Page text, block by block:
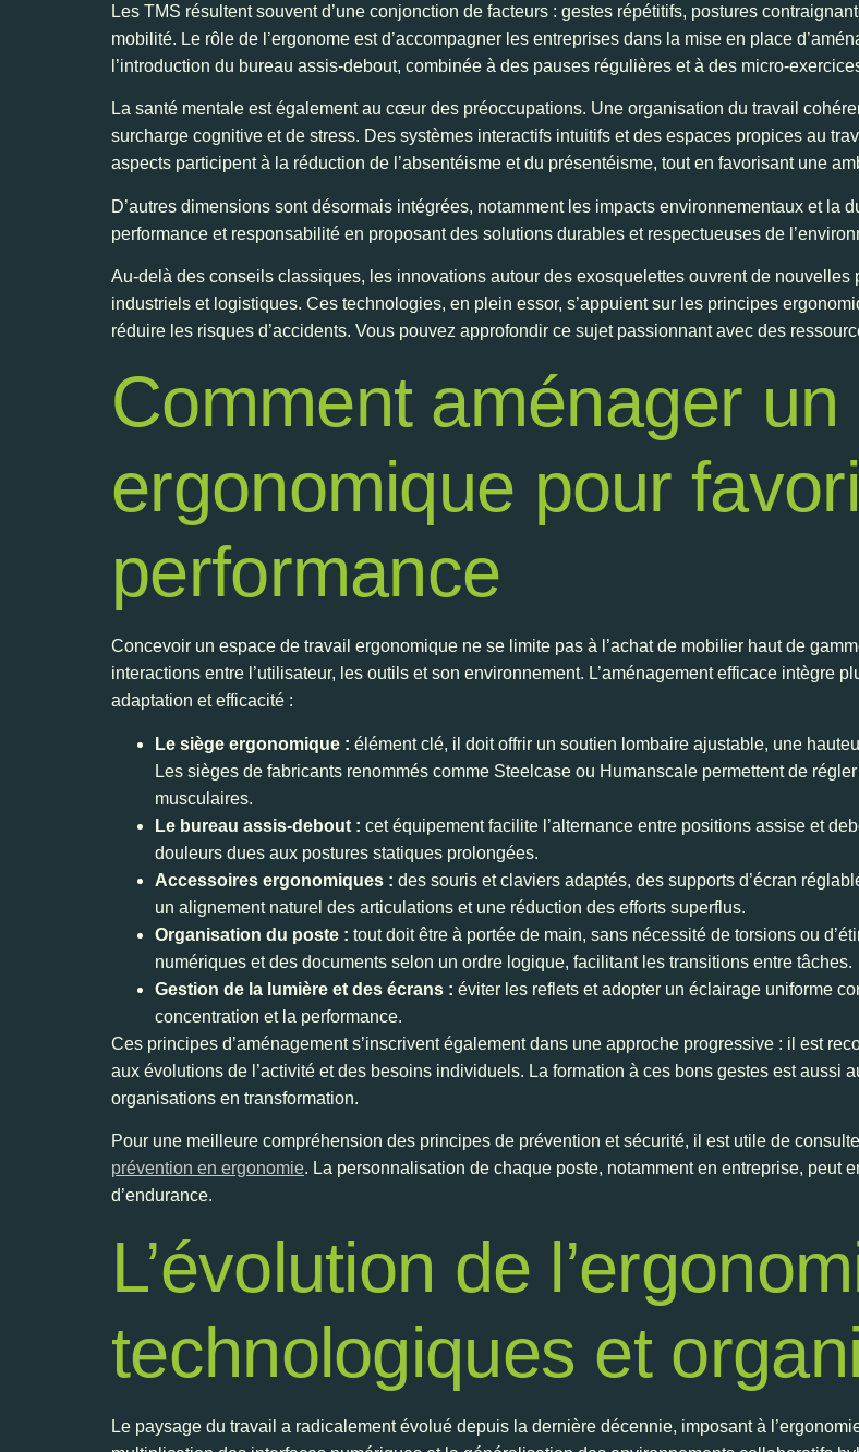
Les TMS résultent souvent d’une conjonction de facteurs : gestes répétitifs, postures
mobilité. Le rôle de l’ergonome est d’accompagner les entreprises dans la mise en place
l’introduction du bureau assis-debout, combinée à des pauses régulières et à des micro-
La santé mentale est également au cœur des préoccupations. Une organisation du travail
surcharge cognitive et de stress. Des systèmes interactifs intuitifs et des espaces propices au
aspects participent à la réduction de l’absentéisme et du présentéisme, tout en favorisant une
D’autres dimensions sont désormais intégrées, notamment les impacts environnementaux et la
performance et responsabilité en proposant des solutions durables et respectueuses de
Au-delà des conseils classiques, les innovations autour des exosquelettes ouvrent de
industriels et logistiques. Ces technologies, en plein essor, s’appuient sur les principes
réduire les risques d’accidents. Vous pouvez approfondir ce sujet passionnant avec des
Comment aménager
ergonomique pour
performance
Concevoir un espace de travail ergonomique ne se limite pas à l’achat de mobilier haut de
interactions entre l’utilisateur, les outils et son environnement. L’aménagement efficace intègre
adaptation et efficacité :
Le siège ergonomique : élément clé, il doit offrir un soutien lombaire ajustable, une
Les sièges de fabricants renommés comme Steelcase ou Humanscale permettent de
musculaires.
Le bureau assis-debout : cet équipement facilite l’alternance entre positions assise et
douleurs dues aux postures statiques prolongées.
Accessoires ergonomiques : des souris et claviers adaptés, des supports d’écran
un alignement naturel des articulations et une réduction des efforts superflus.
Organisation du poste : tout doit être à portée de main, sans nécessité de torsions ou
numériques et des documents selon un ordre logique, facilitant les transitions entre tâches.
Gestion de la lumière et des écrans : éviter les reflets et adopter un éclairage uniforme
concentration et la performance.
Ces principes d’aménagement s’inscrivent également dans une approche progressive : il est
aux évolutions de l’activité et des besoins individuels. La formation à ces bons gestes est
organisations en transformation.
Pour une meilleure compréhension des principes de prévention et sécurité, il est utile de
prévention en ergonomie. La personnalisation de chaque poste, notamment en entreprise, peut
d’endurance.
L’évolution de
technologiques et
Le paysage du travail a radicalement évolué depuis la dernière décennie, imposant à